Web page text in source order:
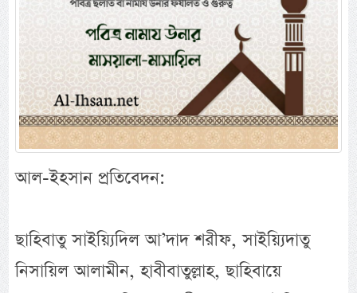
আল-ইহসান প্রতিবেদন:
ছাহিবাতু সাইয়্যিদিল আ’দাদ শরীফ, সাইয়্যিদাতু
নিসায়িল আলামীন, হাবীবাতুল্লাহ, ছাহিবায়ে